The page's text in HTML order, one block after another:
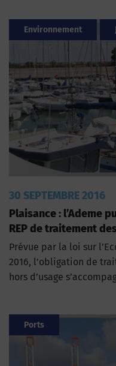
Environnement
30 SEPTEMBRE 2016
Plaisance : l’Ademe
REP de traitement
Prévue par la loi sur
2016, l’obligation de
hors d’usage
Ports